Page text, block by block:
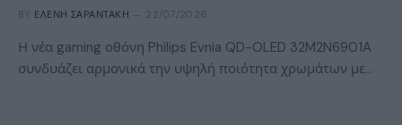
BY ΕΛΈΝΗ ΣΑΡΑΝΤΆΚΗ 22/07/2026
Η νέα gaming οθόνη Philips Evnia QD-OLED 32M2N6901A
συνδυάζει αρμονικά την υψηλή ποιότητα χρωμάτων με…